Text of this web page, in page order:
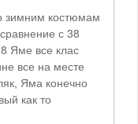
зимним костюмам
с 38
Яме все клас
все на месте
Яма конечно
как то